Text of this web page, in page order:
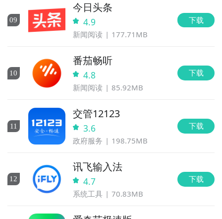
09
今日头条
4.9
新闻阅读 177.71MB
下载
10
番茄畅听
4.8
新闻阅读 85.92MB
下载
11
交管12123
3.6
政府服务 198.75MB
下载
12
讯飞输入法
4.7
系统工具 70.83MB
下载